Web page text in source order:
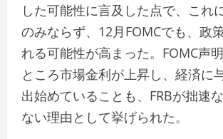
した可能性に言及した点で、これ
のみならず、12月FOMCでも、政
れる可能性が高まった。FOMC声
ところ市場金利が上昇し、経済に
出始めていることも、FRBが拙速
ない理由として挙げられた。